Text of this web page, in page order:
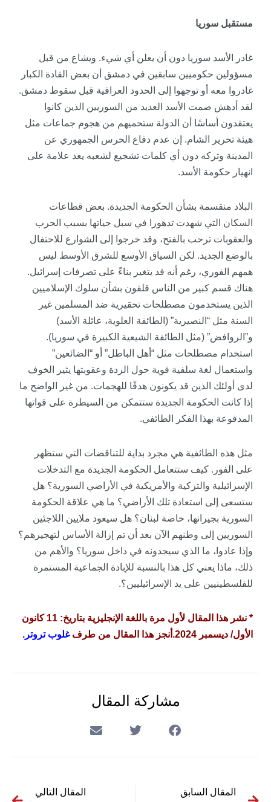
مستقبل سوريا
غادر الأسد سوريا دون أن يعلن أي شيء. ويشاع من قبل
مسؤولين حكوميين سابقين في دمشق أن بعض القادة الكبار
غادروا معه أو توجهوا إلى الحدود العراقية قبل سقوط دمشق.
لقد أدهش صمت الأسد العديد من السوريين الذين كانوا
يعتقدون أساسًا أن الدولة ستحميهم من هجوم جماعات مثل
هيئة تحرير الشام. إن عدم دفاع الحرس الجمهوري عن
المدينة وتركه دون أي كلمات تشجيع لشعبه يعد علامة على
انهيار حكومة الأسد.
البلاد منقسمة بشأن الحكومة الجديدة. بعض قطاعات
السكان التي شهدت تدهورا في سبل حياتها بسبب الحرب
والعقوبات ترحب بالفتح، وقد خرجوا إلى الشوارع للاحتفال
بالوضع الجديد. لكن السياق الأوسع للشرق الأوسط ليس
همهم الفوري، رغم أنه قد يتغير بناءً على تصرفات إسرائيل.
هناك قسم كبير من الناس قلقون بشأن سلوك الإسلاميين
الذين يستخدمون مصطلحات تحقيرية ضد المسلمين غير
السنة مثل “النصيرية” (الطائفة العلوية، عائلة الأسد)
و”الروافض” (مثل الطائفة الشيعية الكبيرة في سوريا).
استخدام مصطلحات مثل “أهل الباطل” أو “الضائعين”
واستعمال لغة سلفية قوية حول الردة وعقوبتها يثير الخوف
لدى أولئك الذين قد يكونون هدفًا للهجمات. من غير الواضح ما
إذا كانت الحكومة الجديدة ستتمكن من السيطرة على قواتها
المدفوعة بهذا الفكر الطائفي.
مثل هذه الطائفية هي مجرد بداية للتناقضات التي ستظهر
على الفور. كيف ستتعامل الحكومة الجديدة مع التدخلات
الإسرائيلية والتركية والأمريكية في الأراضي السورية؟ هل
ستسعى إلى استعادة تلك الأراضي؟ ما هي علاقة الحكومة
السورية بجيرانها، خاصة لبنان؟ هل سيعود ملايين اللاجئين
السوريين إلى وطنهم الآن بعد أن تم إزالة الأساس لتهجيرهم؟
وإذا عادوا، ما الذي سيجدونه في داخل سوريا؟ والأهم من
ذلك، ماذا يعني كل هذا بالنسبة للإبادة الجماعية المستمرة
للفلسطينيين على يد الإسرائيليين؟.
* نشر هذا المقال لأول مرة باللغة الإنجليزية بتاريخ: 11 كانون
الأول/ ديسمبر 2024.
أنجز هذا المقال من طرفغلوب تروتر .
مشاركة المقال
المقال السابق المقال التالي